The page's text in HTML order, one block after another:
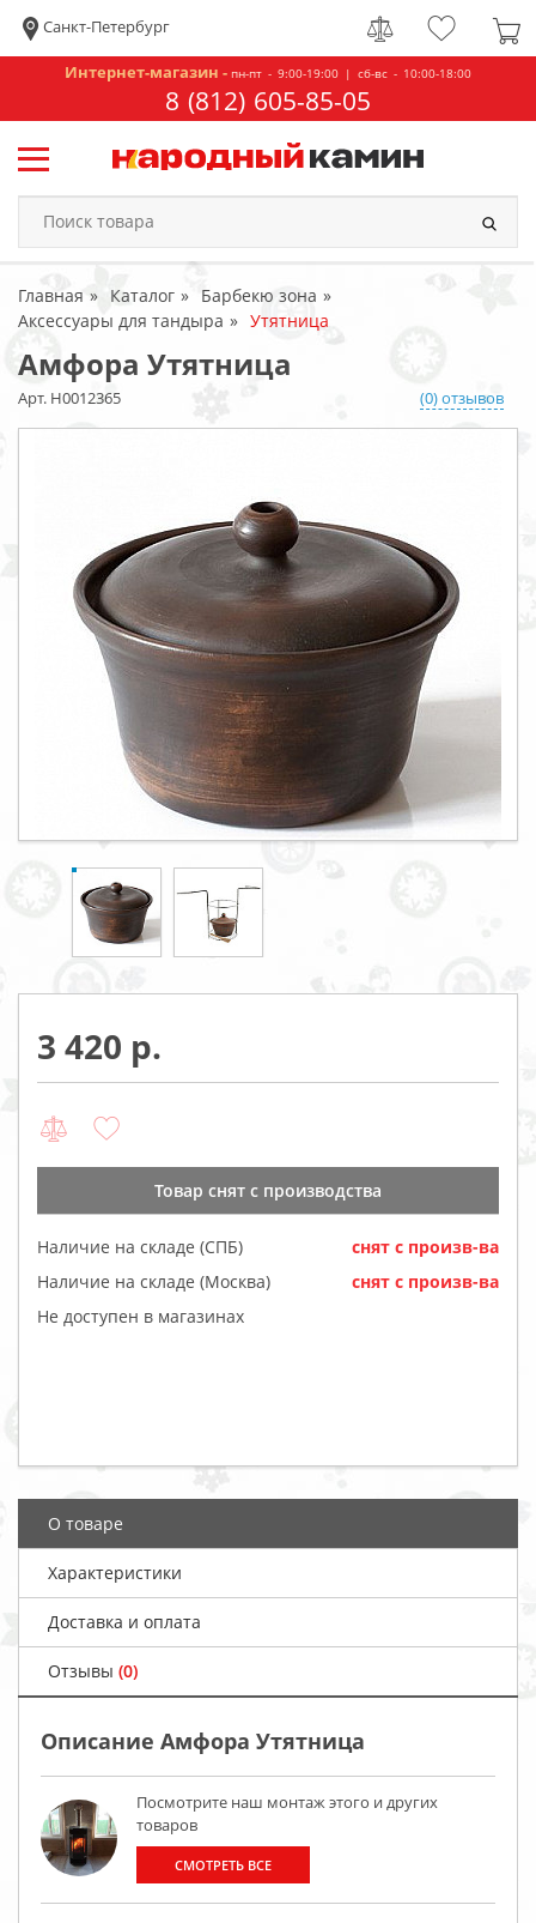
Санкт-Петербург
Интернет-магазин - пн-пт - 9:00-19:00 | сб-вс - 10:00-18:00
8 (812) 605-85-05
Главная Каталог
Барбекю зона
Аксессуары для тандыра
Утятница
Амфора Утятница
Арт. Н0012365 (0) отзывов
3 420
Товар cнят с производства
Наличие на складе (СПБ)
cнят с произв-ва
Наличие на складе (Москва)
cнят с произв-ва
Не доступен в магазинах
О товаре
Характеристики
Доставка и оплата
Отзывы (0)
Описание Амфора Утятница
Посмотрите наш монтаж этого и других
товаров
СМОТРЕТЬ ВСЕ